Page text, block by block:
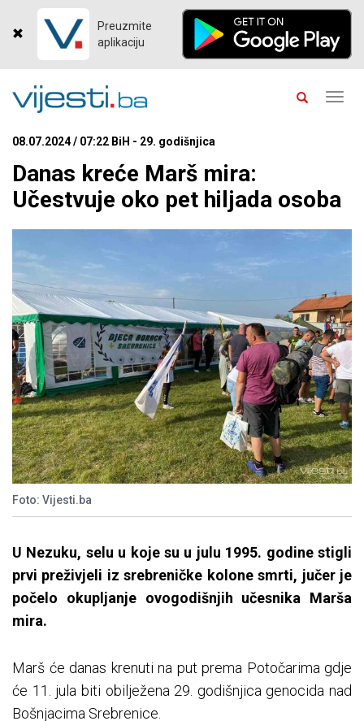
Preuzmite
aplikaciju
08.07.2024 / 07:22 BiH - 29. godišnjica
Danas kreće Marš mira:
Učestvuje oko pet hiljada osoba
Foto: Vijesti.ba
U Nezuku, selu u koje su u julu 1995. godine stigli
prvi preživjeli iz srebreničke kolone smrti, jučer je
počelo okupljanje ovogodišnjih učesnika Marša
mira.
Marš će danas krenuti na put prema Potočarima gdje
će 11. jula biti obilježena 29. godišnjica genocida nad
Bošnjacima Srebrenice.